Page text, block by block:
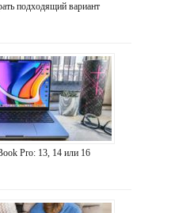
подходящий вариант
Pro: 13, 14 или 16